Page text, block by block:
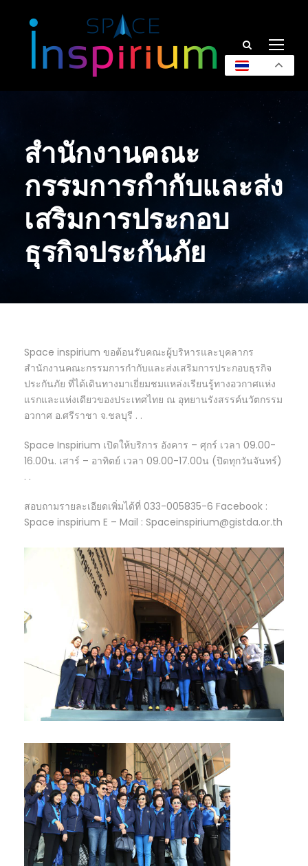
สำนักงานคณะ
กรรมการกำกับและส่ง
เสริมการประกอบ
ธุรกิจประกันภัย
Space inspirium ขอต้อนรับคณะผู้บริหารและบุคลากร
สำนักงานคณะกรรมการกำกับและส่งเสริมการประกอบธุรกิจ
ประกันภัย ที่ได้เดินทางมาเยี่ยมชมแหล่งเรียนรู้ทางอวกาศแห่ง
แรกและแห่งเดียวของประเทศไทย ณ อุทยานรังสรรค์นวัตกรรม
อวกาศ อ.ศรีราชา จ.ชลบุรี . .
Space Inspirium เปิดให้บริการ อังคาร – ศุกร์ เวลา 09.00-
16.00น. เสาร์ – อาทิตย์ เวลา 09.00-17.00น (ปิดทุกวันจันทร์)
. .
สอบถามรายละเอียดเพิ่มได้ที่ 033-005835-6 Facebook :
Space inspirium E – Mail : Spaceinspirium@gistda.or.th